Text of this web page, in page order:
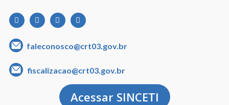
faleconosco@crt03.gov.br
fiscalizacao@crt03.gov.br
Acessar SINCETI